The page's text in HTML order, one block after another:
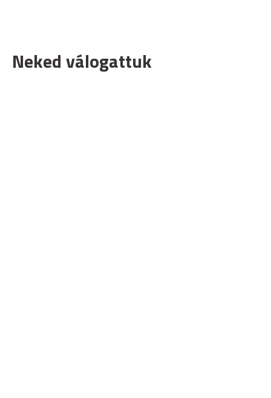
Neked válogattuk